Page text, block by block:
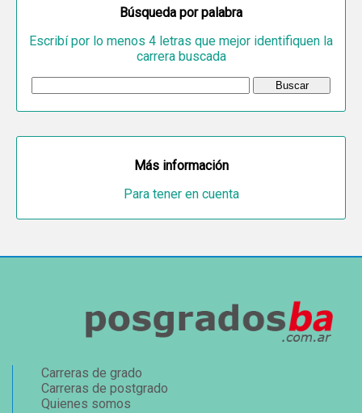
Búsqueda por palabra
Escribí por lo menos 4 letras que mejor identifiquen la
carrera buscada
Más información
Para tener en cuenta
Carreras de grado
Carreras de postgrado
Quienes somos